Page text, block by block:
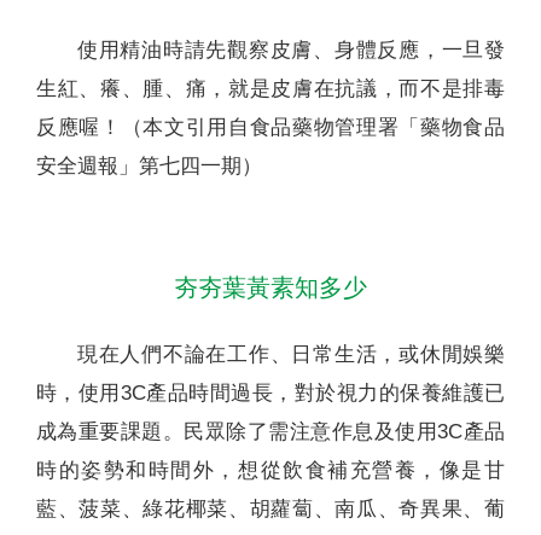
使用精油時請先觀察皮膚、身體反應，一旦發
生紅、癢、腫、痛，就是皮膚在抗議，而不是排毒
反應喔！（本文引用自食品藥物管理署「藥物食品
安全週報」第七四一期）
夯夯葉黃素知多少
現在人們不論在工作、日常生活，或休閒娛樂
時，使用3C產品時間過長，對於視力的保養維護已
成為重要課題。民眾除了需注意作息及使用3C產品
時的姿勢和時間外，想從飲食補充營養，像是甘
藍、菠菜、綠花椰菜、胡蘿蔔、南瓜、奇異果、葡